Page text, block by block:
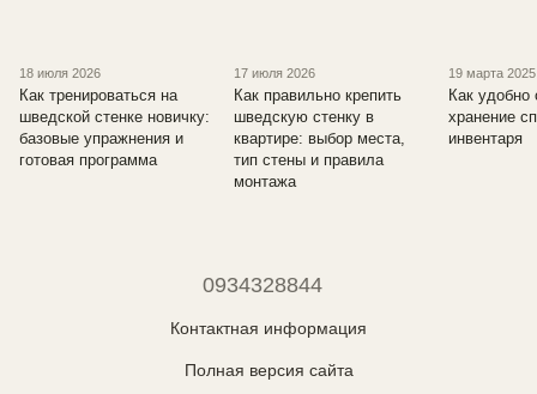
18 июля 2026
Как тренироваться на
шведской стенке новичку:
базовые упражнения и
готовая программа
17 июля 2026
Как правильно крепить
шведскую стенку в
квартире: выбор места,
тип стены и правила
монтажа
19 марта 2025
Как удобно
хранение
инвентаря
0934328844
Контактная информация
Полная версия сайта